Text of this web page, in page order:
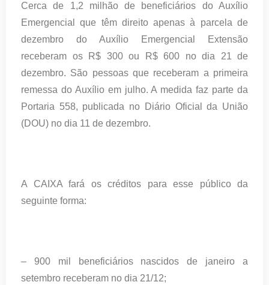
Cerca de 1,2 milhão de beneficiários do Auxílio
Emergencial que têm direito apenas à parcela de
dezembro do Auxílio Emergencial Extensão
receberam os R$ 300 ou R$ 600 no dia 21 de
dezembro. São pessoas que receberam a primeira
remessa do Auxílio em julho. A medida faz parte da
Portaria 558, publicada no Diário Oficial da União
(DOU) no dia 11 de dezembro.
A CAIXA fará os créditos para esse público da
seguinte forma:
– 900 mil beneficiários nascidos de janeiro a
setembro receberam no dia 21/12;